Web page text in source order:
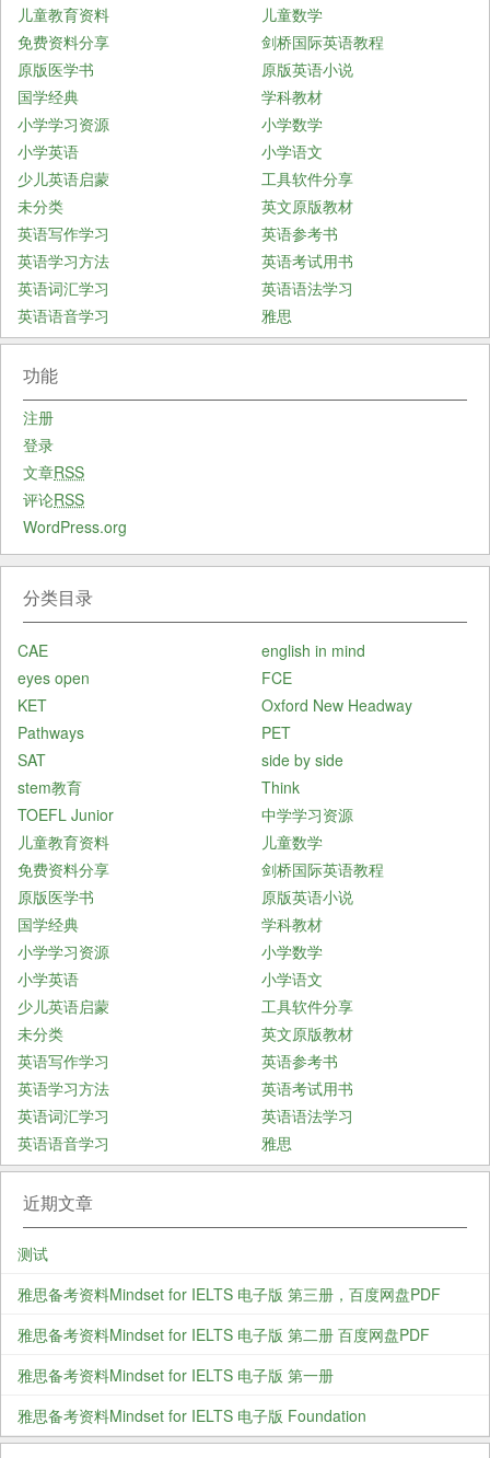
儿童教育资料
儿童数学
免费资料分享
剑桥国际英语教程
原版医学书
原版英语小说
国学经典
学科教材
小学学习资源
小学数学
小学英语
小学语文
少儿英语启蒙
工具软件分享
未分类
英文原版教材
英语写作学习
英语参考书
英语学习方法
英语考试用书
英语词汇学习
英语语法学习
英语语音学习
雅思
功能
注册
登录
文章RSS
评论RSS
WordPress.org
分类目录
CAE
english in mind
eyes open
FCE
KET
Oxford New Headway
Pathways
PET
SAT
side by side
stem教育
Think
TOEFL Junior
中学学习资源
儿童教育资料
儿童数学
免费资料分享
剑桥国际英语教程
原版医学书
原版英语小说
国学经典
学科教材
小学学习资源
小学数学
小学英语
小学语文
少儿英语启蒙
工具软件分享
未分类
英文原版教材
英语写作学习
英语参考书
英语学习方法
英语考试用书
英语词汇学习
英语语法学习
英语语音学习
雅思
近期文章
测试
雅思备考资料Mindset for IELTS 电子版 第三册，百度网盘PDF
雅思备考资料Mindset for IELTS 电子版 第二册 百度网盘PDF
雅思备考资料Mindset for IELTS 电子版 第一册
雅思备考资料Mindset for IELTS 电子版 Foundation